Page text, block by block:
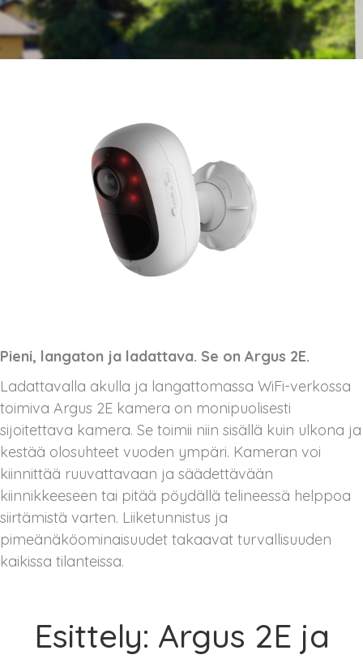
Pieni, langaton ja ladattava. Se on Argus 2E.
Ladattavalla akulla ja langattomassa WiFi-verkossa
toimiva Argus 2E kamera on monipuolisesti
sijoitettava kamera. Se toimii niin sisällä kuin ulkona ja
kestää olosuhteet vuoden ympäri. Kameran voi
kiinnittää ruuvattavaan ja säädettävään
kiinnikkeeseen tai pitää pöydällä telineessä helppoa
siirtämistä varten. Liiketunnistus ja
pimeänäköominaisuudet takaavat turvallisuuden
kaikissa tilanteissa.
Esittely: Argus 2E ja